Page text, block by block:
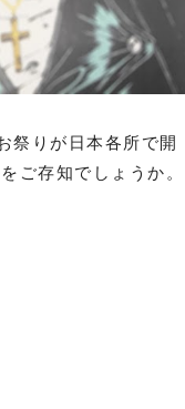
祭りが日本各所で開
ご存知でしょうか。